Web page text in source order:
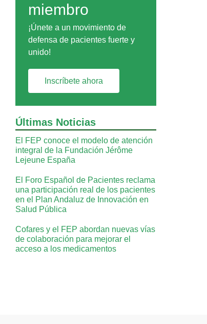
miembro
¡Únete a un movimiento de
defensa de pacientes fuerte y
unido!
Inscríbete ahora
Últimas Noticias
El FEP conoce el modelo de atención
integral de la Fundación Jérôme
Lejeune España
El Foro Español de Pacientes reclama
una participación real de los pacientes
en el Plan Andaluz de Innovación en
Salud Pública
Cofares y el FEP abordan nuevas vías
de colaboración para mejorar el
acceso a los medicamentos